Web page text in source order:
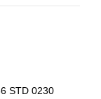
STD 0230